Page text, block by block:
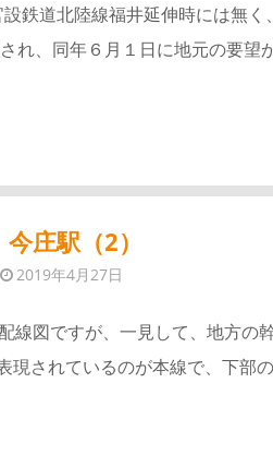
鉄道北陸線福井延伸時には無
れ、同年６月１日に地元の要望
今庄駅（2）
2019年4月27日
図ですが、一見して、地方の
現されているのが本線で、下部